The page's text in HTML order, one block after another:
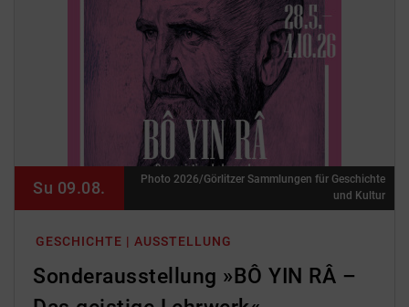
GESCHICHTE | AUSSTELLUNG
Sonderausstellung »BÔ YIN RÂ –
Su 09.08.
Photo 2026/Görlitzer Sammlungen für Geschichte
und Kultur